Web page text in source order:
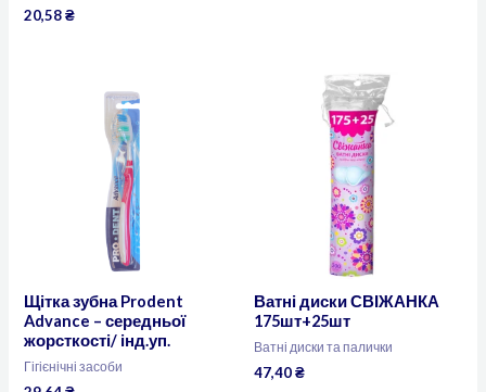
20,58₴
Щітка зубна Prodent
Advance – середньої
жорсткості/ інд.уп.
Гігієнічні засоби
Ватні диски СВІЖАНКА
175шт+25шт
Ватні диски та палички
47,40₴